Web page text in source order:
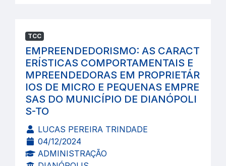
TCC
EMPREENDEDORISMO: AS CARACT
ERÍSTICAS COMPORTAMENTAIS E
MPREENDEDORAS EM PROPRIETÁR
IOS DE MICRO E PEQUENAS EMPRE
SAS DO MUNICÍPIO DE DIANÓPOLI
S-TO
LUCAS PEREIRA TRINDADE
04/12/2024
ADMINISTRAÇÃO